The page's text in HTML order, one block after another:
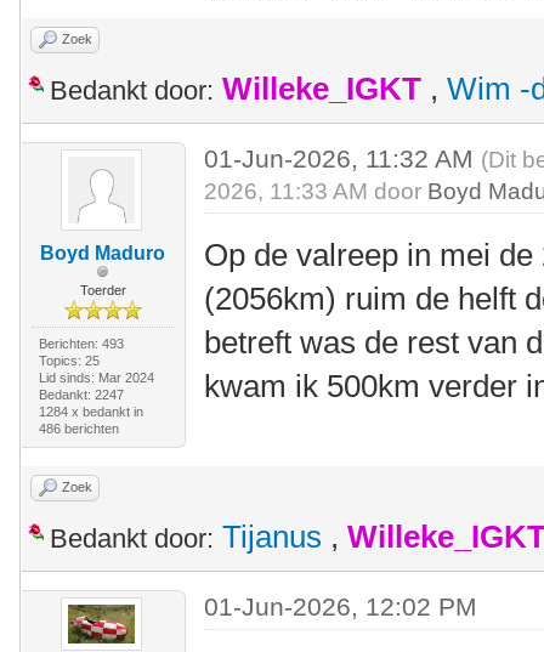
Zoek
Bedankt door: Willeke_IGKT , Wim -
Boyd Maduro
Toerder
Berichten: 493
Topics: 25
Lid sinds: Mar 2024
Bedankt: 2247
1284 x bedankt in
486 berichten
01-Jun-2026, 11:32 AM (Dit
2026, 11:33 AM door Boyd
Op de valreep in mei
(2056km) ruim de helft
betreft was de rest van
kwam ik 500km verder
Zoek
Bedankt door: Tijanus ,
01-Jun-2026, 12:02 PM